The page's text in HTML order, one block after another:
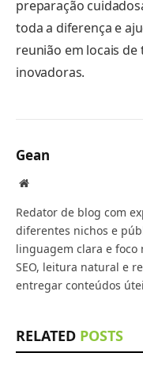
preparação
toda a diferença e
reunião em locais de
inovadoras.
Gean
Website
Redator de blog com
diferentes nichos e
linguagem clara e foco
SEO, leitura natural e
entregar conteúdos
RELATED POSTS